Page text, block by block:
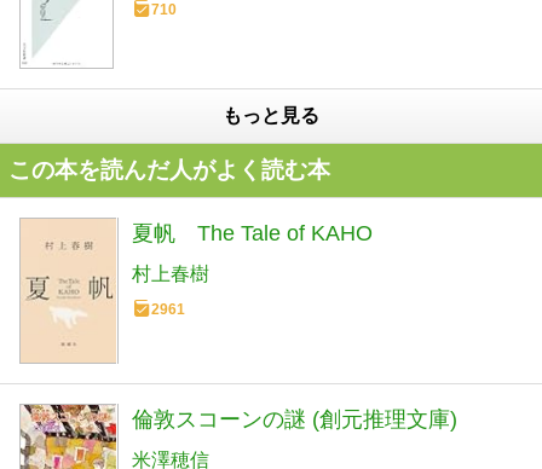
710
もっと見る
この本を読んだ人がよく読む本
夏帆 The Tale of KAHO
村上春樹
2961
倫敦スコーンの謎 (創元推理文庫)
米澤穂信